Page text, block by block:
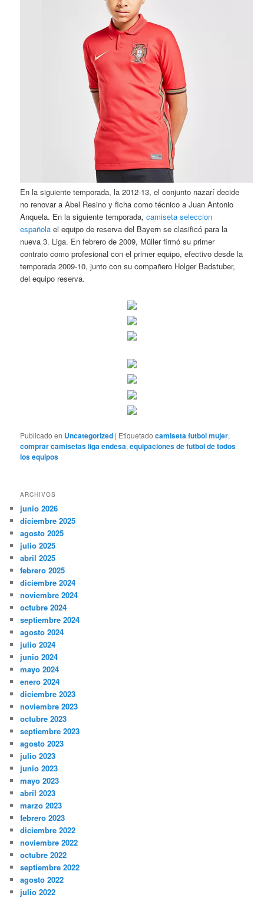
En la siguiente temporada, la 2012-13, el conjunto nazarí decide
no renovar a Abel Resino y ficha como técnico a Juan Antonio
Anquela. En la siguiente temporada,camiseta seleccion
española el equipo de reserva del Bayern se clasificó para la
nueva 3. Liga. En febrero de 2009, Müller firmó su primer
contrato como profesional con el primer equipo, efectivo desde la
temporada 2009-10, junto con su compañero Holger Badstuber,
del equipo reserva.
Publicado en Uncategorized | Etiquetado camiseta futbol mujer,
comprar camisetas liga endesa,equipaciones de futbol de todos
los equipos
ARCHIVOS
junio 2026
diciembre 2025
agosto 2025
julio 2025
abril 2025
febrero 2025
diciembre 2024
noviembre 2024
octubre 2024
septiembre 2024
agosto 2024
julio 2024
junio 2024
mayo 2024
enero 2024
diciembre 2023
noviembre 2023
octubre 2023
septiembre 2023
agosto 2023
julio 2023
junio 2023
mayo 2023
abril 2023
marzo 2023
febrero 2023
diciembre 2022
noviembre 2022
octubre 2022
septiembre 2022
agosto 2022
julio 2022